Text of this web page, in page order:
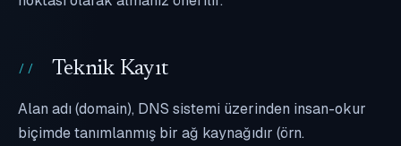
Teknik Kayıt
Alan adı (domain), DNS sistemi üzerinden insan-okur
biçimde tanımlanmış bir ağ kaynağıdır (örn.